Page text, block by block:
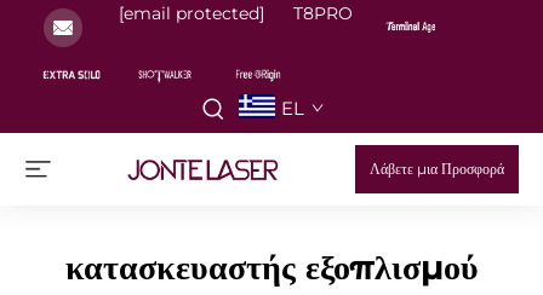
[email protected] T8PRO
EL
Λάβετε μια Προσφορά
κατασκευαστής εξοπλισμού